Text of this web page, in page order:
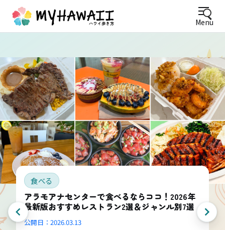
Menu
食べる
アラモアナセンターで食べるならココ！2026年
最新版おすすめレストラン2選＆ジャンル別7選
公開日： 2026.03.13